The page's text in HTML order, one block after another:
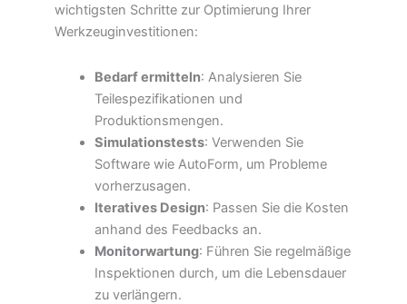
wichtigsten Schritte zur Optimierung Ihrer
Werkzeuginvestitionen:
Bedarf ermitteln: Analysieren Sie
Teilespezifikationen und
Produktionsmengen.
Simulationstests: Verwenden Sie
Software wie AutoForm, um Probleme
vorherzusagen.
Iteratives Design: Passen Sie die Kosten
anhand des Feedbacks an.
Monitorwartung: Führen Sie regelmäßige
Inspektionen durch, um die Lebensdauer
zu verlängern.